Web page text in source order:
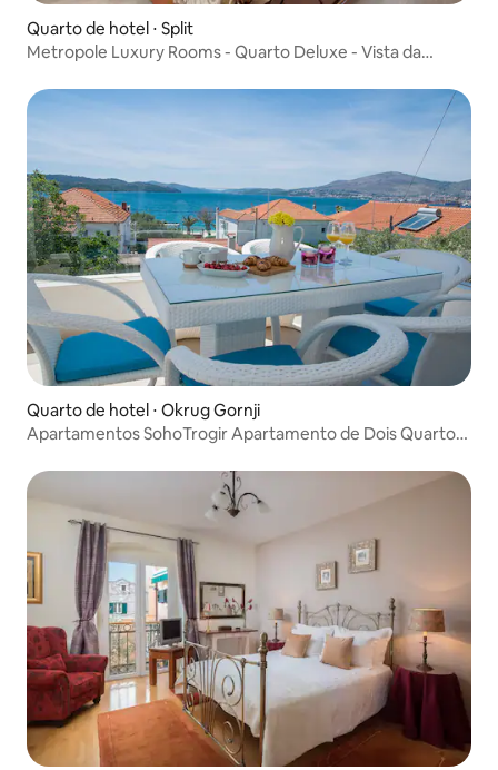
Quarto de hotel ⋅ Split
Metropole Luxury Rooms - Quarto Deluxe - Vista da
Quarto de hotel ⋅ Okrug Gornji
Apartamentos SohoTrogir Apartamento de Dois Quartos